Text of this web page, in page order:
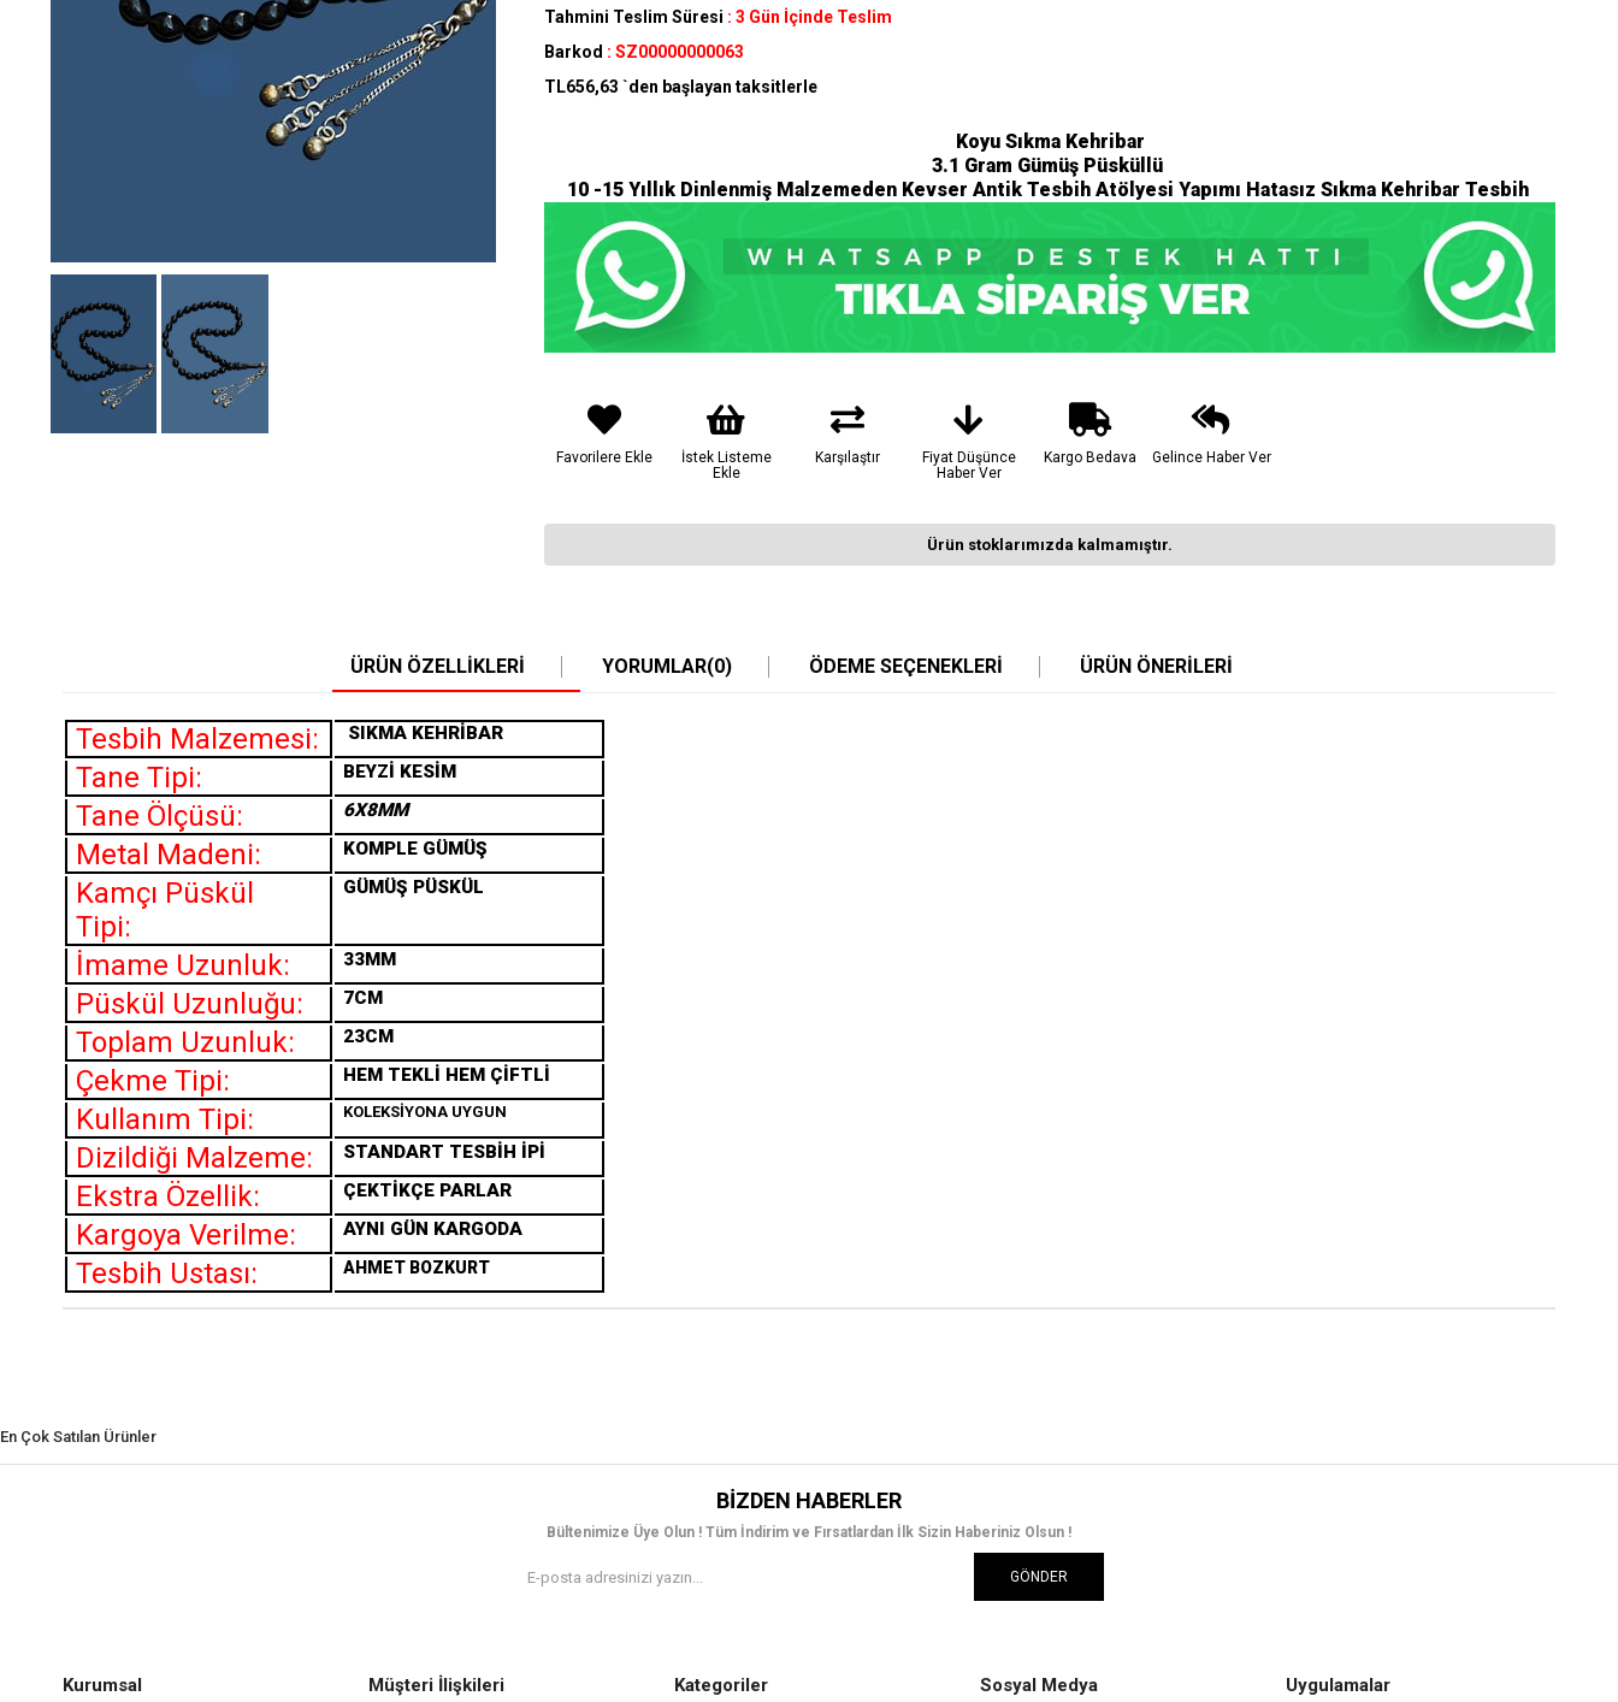
Tahmini Teslim Süresi : 3 Gün İçinde Teslim
Barkod : SZ00000000063
TL656,63 `den başlayan taksitlerle
Koyu Sıkma Kehribar
3.1 Gram Gümüş Püsküllü
10 -15 Yıllık Dinlenmiş Malzemeden Kevser Antik Tesbih Atölyesi Yapımı Hatasız Sıkma Kehribar Tesbih
Favorilere Ekle
İstek Listeme
Ekle
Karşılaştır
Fiyat Düşünce
Haber Ver
Kargo Bedava Gelince Haber Ver
Ürün stoklarımızda kalmamıştır.
ÜRÜN ÖZELLIKLERI YORUMLAR(0) ÖDEME SEÇENEKLERI ÜRÜN ÖNERILERI
Tesbih Malzemesi: SIKMA KEHRİBAR
Tane Tipi: BEYZİ KESİM
Tane Ölçüsü: 6X8MM
Metal Madeni: KOMPLE GÜMÜŞ
Kamçı Püskül
Tipi:
GÜMÜŞ PÜSKÜL
İmame Uzunluk: 33MM
Püskül Uzunluğu: 7CM
Toplam Uzunluk: 23CM
Çekme Tipi: HEM TEKLİ HEM ÇİFTLİ
Kullanım Tipi: KOLEKSİYONA UYGUN
Dizildiği Malzeme: STANDART TESBİH İPİ
Ekstra Özellik: ÇEKTİKÇE PARLAR
Kargoya Verilme: AYNI GÜN KARGODA
Tesbih Ustası: AHMET BOZKURT
En Çok Satılan Ürünler
BIZDEN HABERLER
Bültenimize Üye Olun ! Tüm İndirim ve Fırsatlardan İlk Sizin Haberiniz Olsun !
GÖNDER
Kurumsal Müşteri İlişkileri Kategoriler Sosyal Medya Uygulamalar